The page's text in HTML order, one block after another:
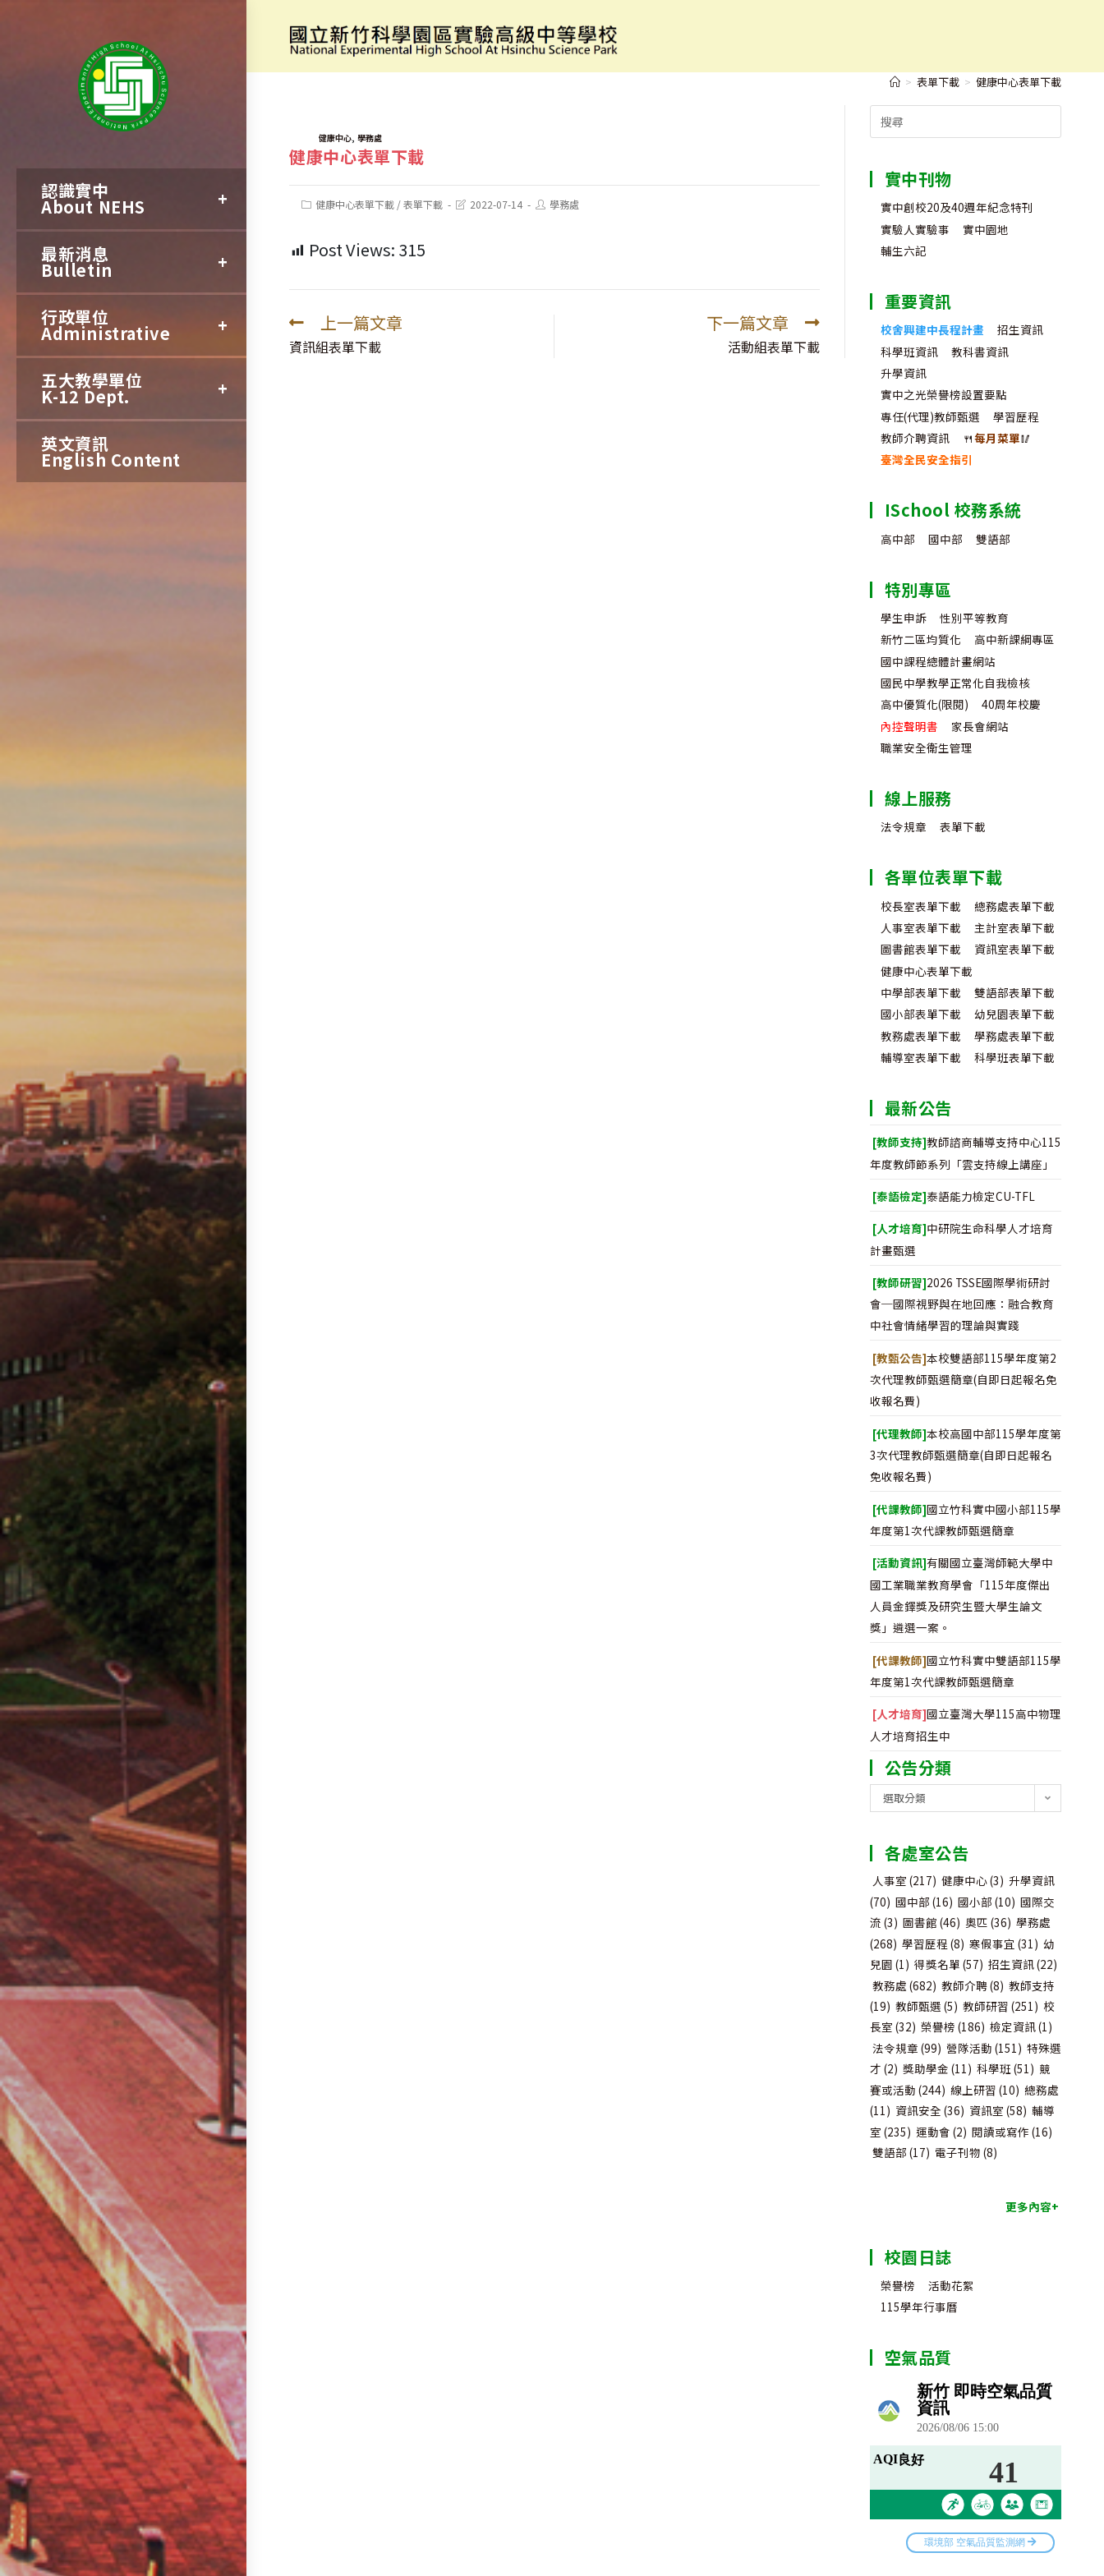
至
認識實中
About NEHS
最新消息
Bulletin
行政單位
Administrative
五大教學單位
K-12 Dept.
英文資訊
English Content
健康中心表單下載
> 表單下載 > 健康中心表單下載
TAGS:健康中心, 學務處
健康中心表單下載
Post健康中心表單下載 /表單下載
Post2022-07-14
Post學務處
Post Views: 315
Read
more
上一篇文章
資訊組表單下載
下一篇文章
活動組表單下載
Search
for:
實中刊物
實中創校20及40週年紀念特刊
實驗人實驗事
實中園地
輔生六記
重要資訊
校舍興建中長程計畫
招生資訊
科學班資訊
教科書資訊
升學資訊
實中之光榮譽榜設置要點
專任(代理)教師甄選
學習歷程
教師介聘資訊
🍴每月菜單🥢
臺灣全民安全指引
ISchool 校務系統
高中部 國中部 雙語部
特別專區
學生申訴
性別平等教育
新竹二區均質化
高中新課綱專區
國中課程總體計畫網站
國民中學教學正常化自我檢核
高中優質化(限閱)
40周年校慶
內控聲明書
家長會網站
職業安全衛生管理
線上服務
法令規章 表單下載
各單位表單下載
校長室表單下載
總務處表單下載
人事室表單下載
主計室表單下載
圖書館表單下載
資訊室表單下載
健康中心表單下載
中學部表單下載
雙語部表單下載
國小部表單下載
幼兒園表單下載
教務處表單下載
學務處表單下載
輔導室表單下載
科學班表單下載
最新公告
[教師支持]教師諮商輔導支持中心115
年度教師節系列「雲支持線上講座」
[泰語檢定]泰語能力檢定CU-TFL
[人才培育]中研院生命科學人才培育
計畫甄選
[教師研習]2026 TSSE國際學術研討
會─國際視野與在地回應：融合教育
中社會情緒學習的理論與實踐
[教甄公告]本校雙語部115學年度第2
次代理教師甄選簡章(自即日起報名免
收報名費)
[代理教師]本校高國中部115學年度第
3次代理教師甄選簡章(自即日起報名
免收報名費)
[代課教師]國立竹科實中國小部115學
年度第1次代課教師甄選簡章
[活動資訊]有關國立臺灣師範大學中
國工業職業教育學會「115年度傑出
人員金鐸獎及研究生暨大學生論文
獎」遴選一案。
[代課教師]國立竹科實中雙語部115學
年度第1次代課教師甄選簡章
[人才培育]國立臺灣大學115高中物理
人才培育招生中
公告分類
告
類
選取分類
各處室公告
人事室 (217) 健康中心(3) 升學資訊
(70) 國中部 (16) 國小部 (10) 國際交
流 (3) 圖書館 (46) 奧匹 (36) 學務處
(268) 學習歷程 (8) 寒假事宜 (31) 幼
兒園 (1) 得獎名單 (57) 招生資訊(22)
教務處 (682) 教師介聘(8) 教師支持
(19) 教師甄選 (5) 教師研習 (251) 校
長室 (32) 榮譽榜 (186) 檢定資訊(1)
法令規章 (99) 營隊活動 (151) 特殊選
才 (2) 獎助學金 (11) 科學班(51) 競
賽或活動 (244) 線上研習 (10) 總務處
(11) 資訊安全 (36) 資訊室 (58) 輔導
室 (235) 運動會 (2) 閱讀或寫作 (16)
雙語部 (17) 電子刊物 (8)
更多內容+
校園日誌
榮譽榜
活動花絮
115學年行事曆
空氣品質